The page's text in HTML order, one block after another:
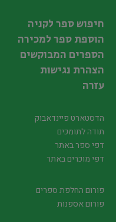
חיפוש ספר לקניה
הוספת ספר למכירה
הספרים המבוקשים
הצהרת נגישות
עזרה
הדסטארט פיינדאבוק
תודה לתומכים
דפי ספר באתר
דפי מוכרים באתר
פורום החלפת ספרים
פורום אספנות